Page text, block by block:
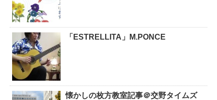
「ESTRELLITA」M.PONCE
懐かしの枚方教室記事＠交野タイムズ